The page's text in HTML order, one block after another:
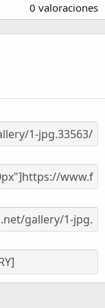
,
0
0
(
)
0 valoraciones